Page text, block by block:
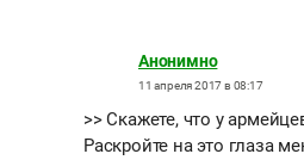
Анонимно
11 апреля 2017 в 08:17
>> Скажете, что у
Раскройте на это глаза